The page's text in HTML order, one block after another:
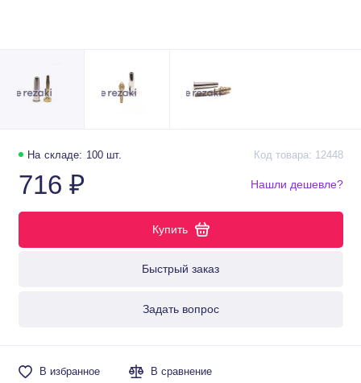
На складе: 100 шт. Код товара: 12448
716 ₽
Купить
Быстрый заказ
Задать вопрос
Нашли дешевле?
В избранное В сравнение